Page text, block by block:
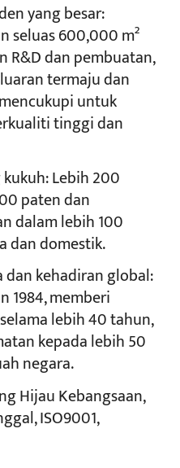
yang besar:
seluas 600,000 m²
R&D dan pembuatan,
termaju dan
untuk
tinggi dan
Lebih 200
paten dan
dalam lebih 100
dan domestik.
dan kehadiran global:
1984, memberi
lebih 40 tahun,
kepada lebih 50
negara.
Hijau Kebangsaan,
ISO9001,